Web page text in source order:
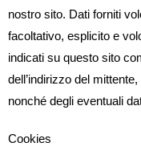
nostro sito. Dati forniti
facoltativo, esplicito e
indicati su questo sito
dell’indirizzo del
nonché degli eventuali
Cookies